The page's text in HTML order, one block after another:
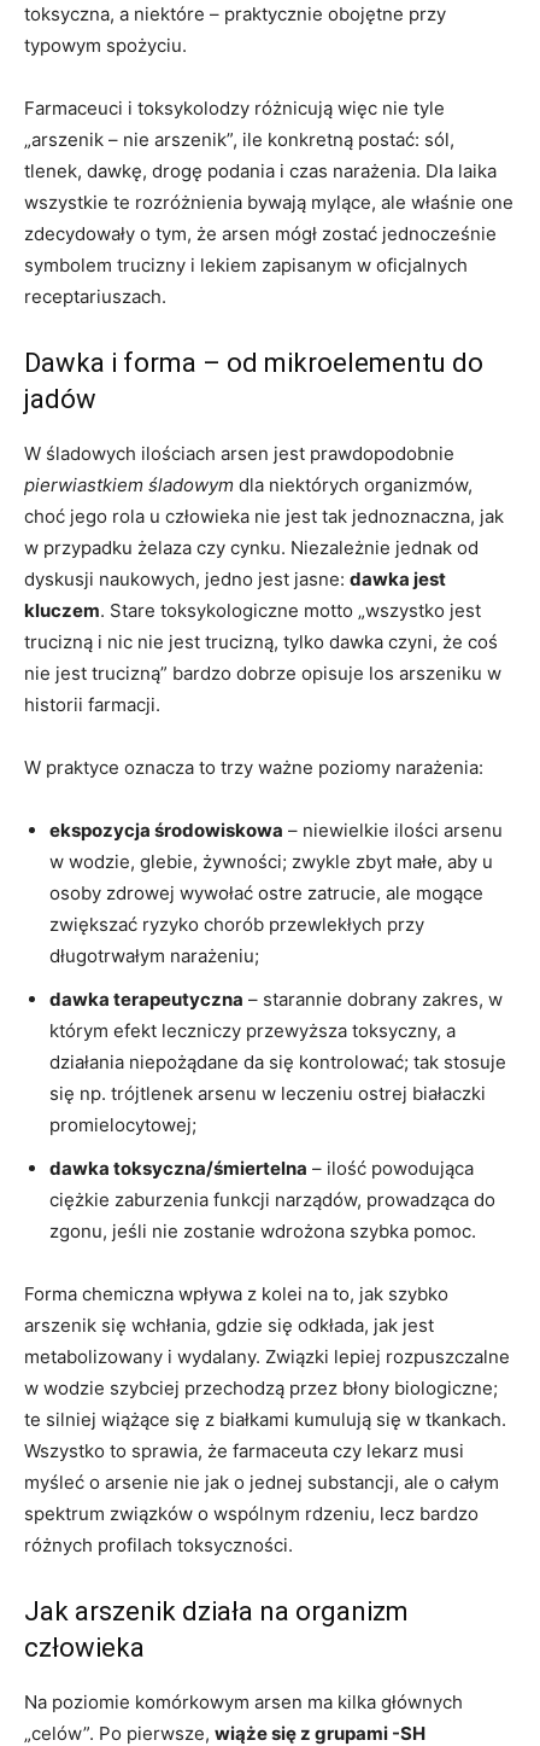
toksyczna, a niektóre – praktycznie obojętne przy
typowym spożyciu.
Farmaceuci i toksykolodzy różnicują więc nie tyle
„arszenik – nie arszenik”, ile konkretną postać: sól,
tlenek, dawkę, drogę podania i czas narażenia. Dla laika
wszystkie te rozróżnienia bywają mylące, ale właśnie one
zdecydowały o tym, że arsen mógł zostać jednocześnie
symbolem trucizny i lekiem zapisanym w oficjalnych
receptariuszach.
Dawka i forma – od mikroelementu do
jadów
W śladowych ilościach arsen jest prawdopodobnie
pierwiastkiem śladowym dla niektórych organizmów,
choć jego rola u człowieka nie jest tak jednoznaczna, jak
w przypadku żelaza czy cynku. Niezależnie jednak od
dyskusji naukowych, jedno jest jasne: dawka jest
kluczem. Stare toksykologiczne motto „wszystko jest
trucizną i nic nie jest trucizną, tylko dawka czyni, że coś
nie jest trucizną” bardzo dobrze opisuje los arszeniku w
historii farmacji.
W praktyce oznacza to trzy ważne poziomy narażenia:
ekspozycja środowiskowa – niewielkie ilości arsenu
w wodzie, glebie, żywności; zwykle zbyt małe, aby u
osoby zdrowej wywołać ostre zatrucie, ale mogące
zwiększać ryzyko chorób przewlekłych przy
długotrwałym narażeniu;
dawka terapeutyczna – starannie dobrany zakres, w
którym efekt leczniczy przewyższa toksyczny, a
działania niepożądane da się kontrolować; tak stosuje
się np. trójtlenek arsenu w leczeniu ostrej białaczki
promielocytowej;
dawka toksyczna/śmiertelna – ilość powodująca
ciężkie zaburzenia funkcji narządów, prowadząca do
zgonu, jeśli nie zostanie wdrożona szybka pomoc.
Forma chemiczna wpływa z kolei na to, jak szybko
arszenik się wchłania, gdzie się odkłada, jak jest
metabolizowany i wydalany. Związki lepiej rozpuszczalne
w wodzie szybciej przechodzą przez błony biologiczne;
te silniej wiążące się z białkami kumulują się w tkankach.
Wszystko to sprawia, że farmaceuta czy lekarz musi
myśleć o arsenie nie jak o jednej substancji, ale o całym
spektrum związków o wspólnym rdzeniu, lecz bardzo
różnych profilach toksyczności.
Jak arszenik działa na organizm
człowieka
Na poziomie komórkowym arsen ma kilka głównych
„celów”. Po pierwsze, wiąże się z grupami -SH